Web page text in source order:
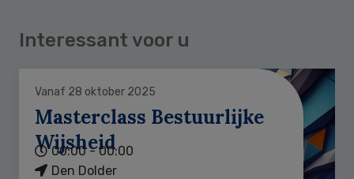
Interessant voor u
Vanaf 28 oktober 2025
Masterclass Bestuurlijke
Wijsheid
00:00 - 00:00
Den Dolder